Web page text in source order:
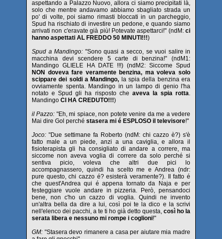
aspettando a Palazzo Nuovo, allora ci siamo precipitati là,
solo che mentre andavamo abbiamo sbagliato strada un
po' di volte, poi siamo rimasti bloccati in un parcheggio,
Spud ha rischiato di investire un pedone, e quando siamo
arrivati non c'eravate già più! Potevate aspettarci!" (ndM: ci
hanno aspettati AL FREDDO 50 MINUTI!!!)
Spud a Mandingo: "Sono quasi a secco, se vuoi salire in
macchina devi scendere 5 carte di benzina!" (ndM1:
Mandingo GLIELE HA DATE !!!) (ndM2: Siccome Spud
NON doveva fare veramente benzina, ma voleva solo
scippare dei soldi a Mandingo, la spia della benzina era
ovviamente spenta. Mandingo in un lampo di genio l'ha
notato e Spud gli ha risposto che aveva la spia rotta.
Mandingo CI HA CREDUTO!!!)
il Pazzo: "Eh, mi spiace, non potete venire da me a vedere
Mai dire Gol perché stasera mi é ESPLOSO il televisore!"
Joco: "Due settimane fa Roberto (ndM: chi cazzo è?) s'è
fatto male a un piede, anzi a una caviglia, e allora il
fisioterapista gli ha consigliato di andare a correre, ma
siccome non aveva voglia di correre da solo perché si
sentiva picio, voleva che altri due pici lo
accompagnassero, quindi ha scelto me e Andrea (ndr:
pure questo, chi cazzo é? esisterà veramente?). Il fatto é
che quest'Andrea qui é appena tornato da Naja e per
festeggiare vuole andare in pizzeria. Però, pensandoci
bene, non c'ho un cazzo di voglia. Quindi ne invento
un'altra bella da dire a lui, così poi te la dico e la scrivi
nell'elenco dei pacchi, a te ti ho già detto questa, così ho la
serata libera e nessuno mi rompe i coglioni!"
GM: "Stasera devo rimanere a casa per aiutare mia madre